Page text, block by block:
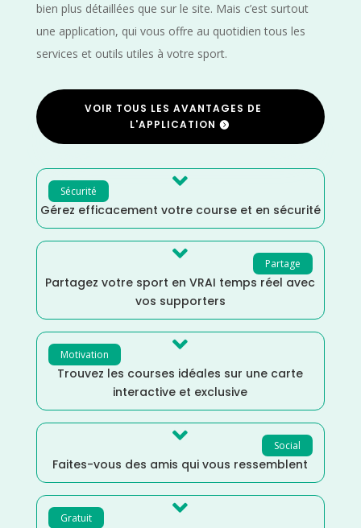
bien plus détaillées que sur le site. Mais c’est surtout
une application, qui vous offre au quotidien tous les
services et outils utiles à votre sport.
VOIR TOUS LES AVANTAGES DE
L'APPLICATION
Sécurité 
Gérez efficacement votre course et en sécurité
Partage

Partagez votre sport en VRAI temps réel avec
vos supporters
Motivation 
Trouvez les courses idéales sur une carte
interactive et exclusive
Social

Faites-vous des amis qui vous ressemblent
Gratuit 